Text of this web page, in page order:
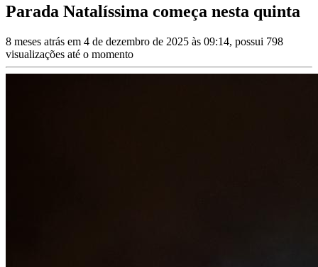
Parada Natalíssima começa nesta quinta
8 meses atrás em 4 de dezembro de 2025 às 09:14, possui 798
visualizações até o momento